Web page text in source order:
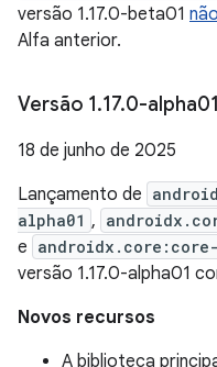
versão 1.17.0-beta01
Alfa anterior.
Versão 1.17.0-alpha01
18 de junho de 2025
Lançamento de
alpha01 ,
e
versão 1.17.0-alpha01
Novos recursos
A biblioteca